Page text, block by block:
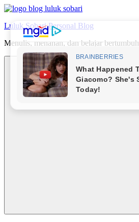
Skip
content
Luluk Sobari Personal Blog
Menulis, menanan, dan belajar bertumbuh